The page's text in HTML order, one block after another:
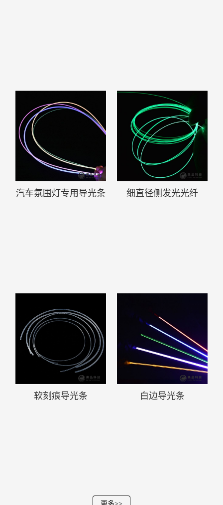
汽车氛围灯专用导光条 细直径侧发光光纤
软刻痕导光条 白边导光条
更多>>